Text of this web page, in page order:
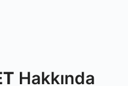
Hakkında